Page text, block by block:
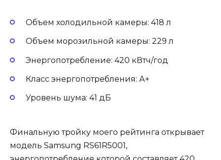
Объем холодильной камеры: 418 л
Объем морозильной камеры: 229 л
Энергопотребление: 420 кВтч/год
Класс энергопотребления: А+
Уровень шума: 41 дБ
Финальную тройку моего рейтинга открывает
модель Samsung RS61R5001,